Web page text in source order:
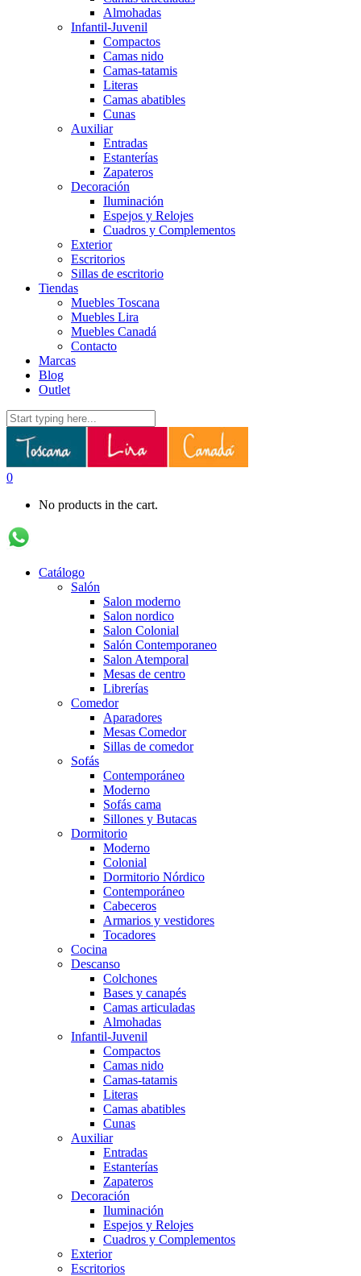
Almohadas
Infantil-Juvenil
Compactos
Camas nido
Camas-tatamis
Literas
Camas abatibles
Cunas
Auxiliar
Entradas
Estanterías
Zapateros
Decoración
Iluminación
Espejos y Relojes
Cuadros y Complementos
Exterior
Escritorios
Sillas de escritorio
Tiendas
Muebles Toscana
Muebles Lira
Muebles Canadá
Contacto
Marcas
Blog
Outlet
0
No products in the cart.
Catálogo
Salón
Salon moderno
Salon nordico
Salon Colonial
Salón Contemporaneo
Salon Atemporal
Mesas de centro
Librerías
Comedor
Aparadores
Mesas Comedor
Sillas de comedor
Sofás
Contemporáneo
Moderno
Sofás cama
Sillones y Butacas
Dormitorio
Moderno
Colonial
Dormitorio Nórdico
Contemporáneo
Cabeceros
Armarios y vestidores
Tocadores
Cocina
Descanso
Colchones
Bases y canapés
Camas articuladas
Almohadas
Infantil-Juvenil
Compactos
Camas nido
Camas-tatamis
Literas
Camas abatibles
Cunas
Auxiliar
Entradas
Estanterías
Zapateros
Decoración
Iluminación
Espejos y Relojes
Cuadros y Complementos
Exterior
Escritorios